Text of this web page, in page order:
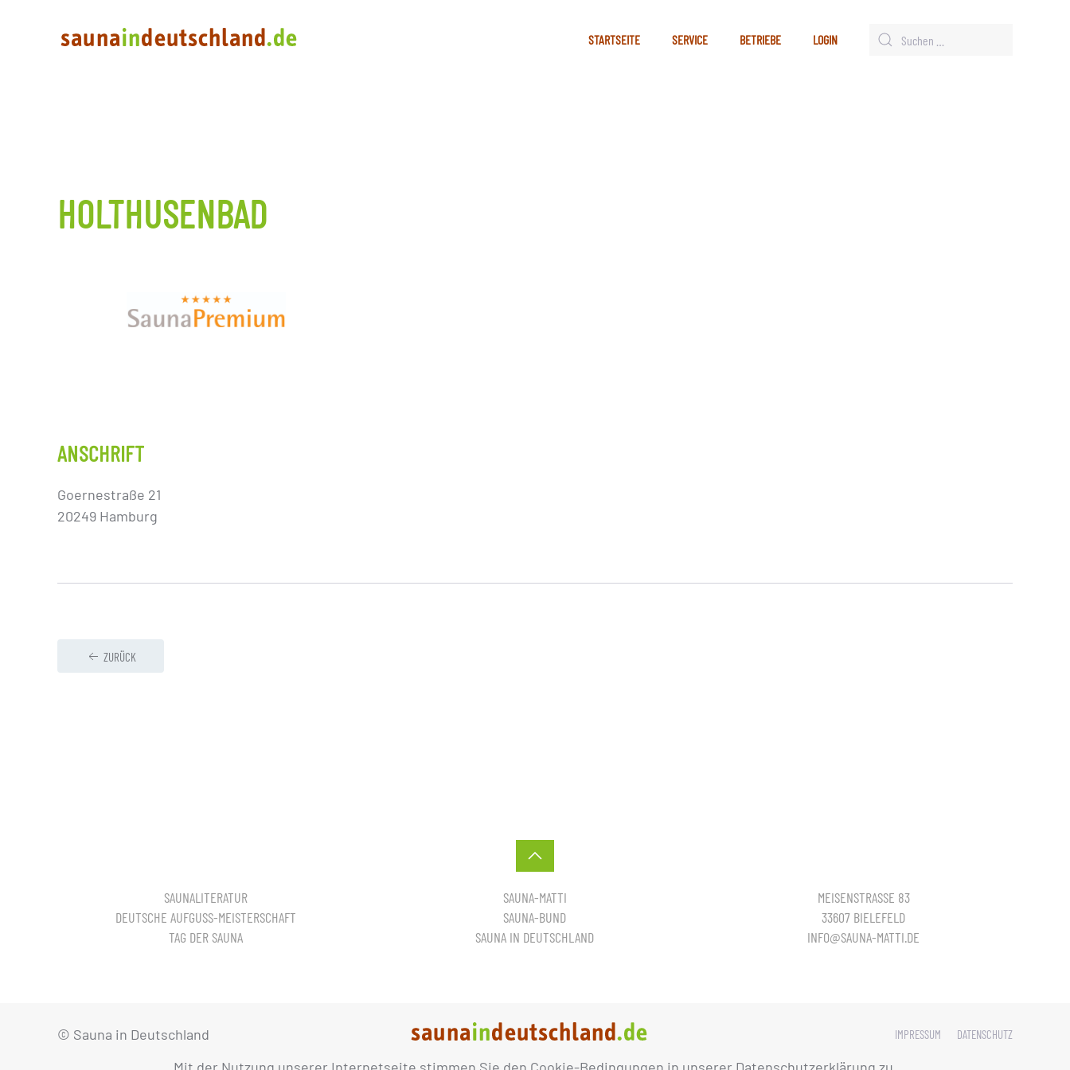
STARTSEITE SERVICE BETRIEBE LOGIN
HOLTHUSENBAD
ANSCHRIFT
Goernestraße 21
20249 Hamburg
ZURÜCK
SAUNALITERATUR
DEUTSCHE AUFGUSS-MEISTERSCHAFT
TAG DER SAUNA
SAUNA-MATTI
SAUNA-BUND
SAUNA IN DEUTSCHLAND
MEISENSTRASSE 83
33607 BIELEFELD
INFO@SAUNA-MATTI.DE
© Sauna in Deutschland IMPRESSUM DATENSCHUTZ